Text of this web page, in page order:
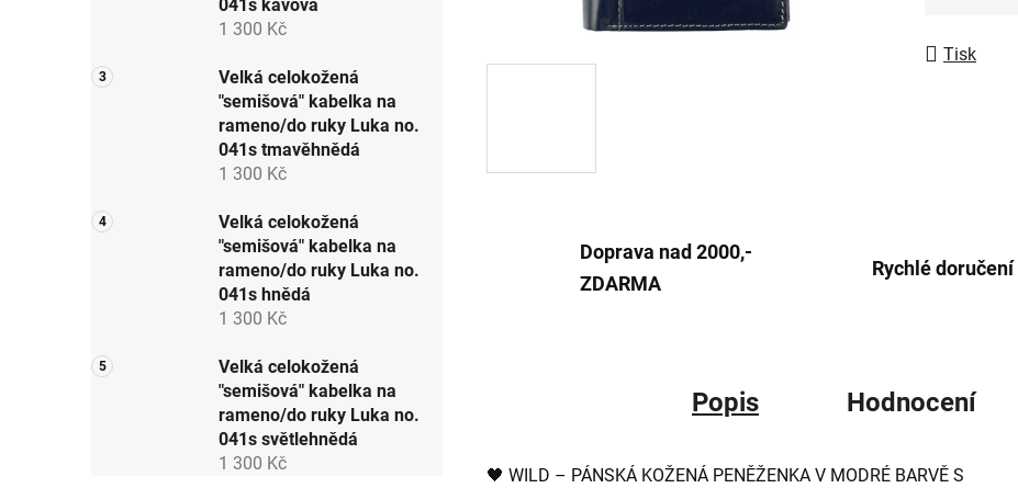
e
041s kávová
1 300 Kč
Velká celokožená
"semišová" kabelka na
rameno/do ruky Luka no.
041s tmavěhnědá
1 300 Kč
Velká celokožená
"semišová" kabelka na
rameno/do ruky Luka no.
041s hnědá
1 300 Kč
Velká celokožená
"semišová" kabelka na
rameno/do ruky Luka no.
041s světlehnědá
1 300 Kč
hvězdiček.
Tisk
Doprava nad 2000,-
ZDARMA
Rychlé doručení
Popis Hodnocení
🖤 WILD – PÁNSKÁ KOŽENÁ PENĚŽENKA V MODRÉ BARVĚ S